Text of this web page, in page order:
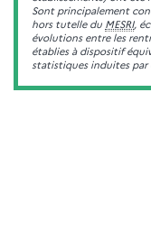
Sont principalement
hors tutelle du MESRI,
évolutions entre les
établies à dispositif
statistiques induites